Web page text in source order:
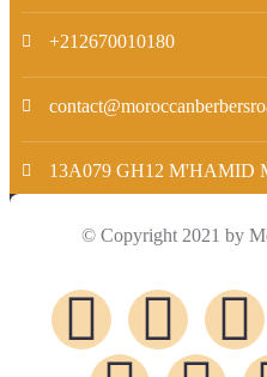
+212670010180
13A079 GH12 M'HAMID
© Copyright 2021 by